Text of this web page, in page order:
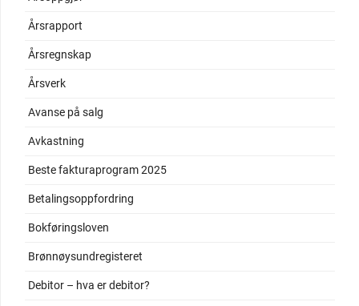
Årsrapport
Årsregnskap
Årsverk
Avanse på salg
Avkastning
Beste fakturaprogram 2025
Betalingsoppfordring
Bokføringsloven
Brønnøysundregisteret
Debitor – hva er debitor?